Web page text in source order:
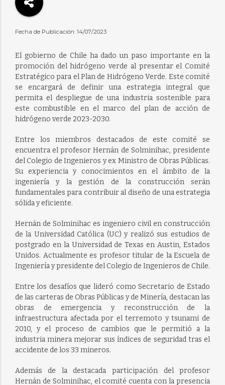
Fecha de Publicación: 14/07/2023
El gobierno de Chile ha dado un paso importante en la
promoción del hidrógeno verde al presentar el Comité
Estratégico para el Plan de Hidrógeno Verde. Este comité
se encargará de definir una estrategia integral que
permita el despliegue de una industria sostenible para
este combustible en el marco del plan de acción de
hidrógeno verde 2023-2030.
Entre los miembros destacados de este comité se
encuentra el profesor Hernán de Solminihac, presidente
del Colegio de Ingenieros y ex Ministro de Obras Públicas.
Su experiencia y conocimientos en el ámbito de la
ingeniería y la gestión de la construcción serán
fundamentales para contribuir al diseño de una estrategia
sólida y eficiente.
Hernán de Solminihac es ingeniero civil en construcción
de la Universidad Católica (UC) y realizó sus estudios de
postgrado en la Universidad de Texas en Austin, Estados
Unidos. Actualmente es profesor titular de la Escuela de
Ingeniería y presidente del Colegio de Ingenieros de Chile.
Entre los desafíos que lideró como Secretario de Estado
de las carteras de Obras Públicas y de Minería, destacan las
obras de emergencia y reconstrucción de la
infraestructura afectada por el terremoto y tsunami de
2010, y el proceso de cambios que le permitió a la
industria minera mejorar sus índices de seguridad tras el
accidente de los 33 mineros.
Además de la destacada participación del profesor
Hernán de Solminihac, el comité cuenta con la presencia